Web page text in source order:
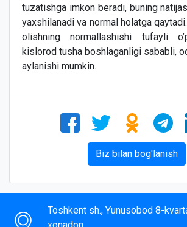
tuzatishga imkon beradi, buning
yaxshilanadi va normal holatga
olishning normallashishi tufayli
kislorod tusha boshlaganligi sababli,
aylanishi mumkin.
Biz bilan bog'lanish
Toshkent sh., Yunusobod 8-